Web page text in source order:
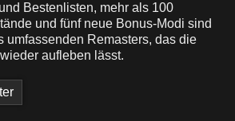
Bestenlisten, mehr als 100
und fünf neue Bonus-Modi sind
umfassenden Remasters, das die
aufleben lässt.